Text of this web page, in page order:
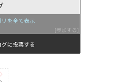
リを全て表示
参加する
グに投票する